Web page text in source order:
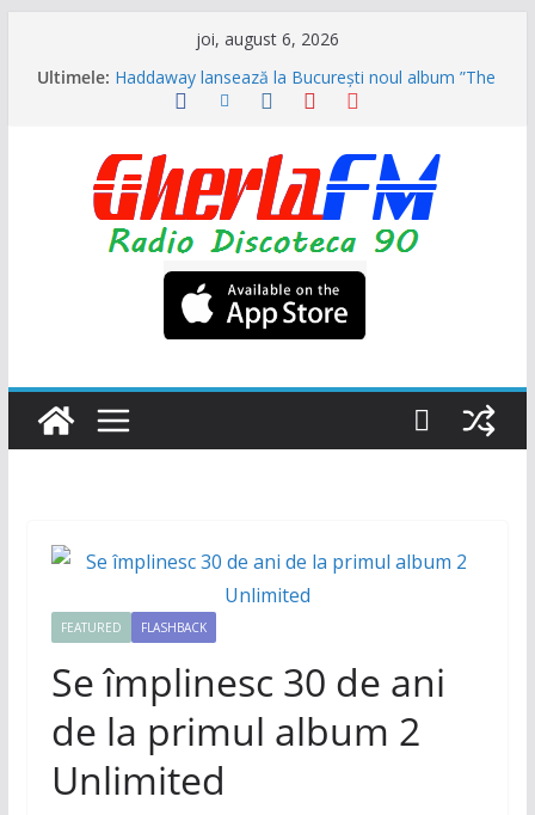
joi, august 6, 2026
Ultimele: Haddaway lansează la București noul album ”The
Sun” (Dr. Alban invitat special)
la NUBIRU împreună cu alți grei ai muzicii dance
din anii 90
Trupa „Animal X” se reunește, primul mare
concert va fi la UNTOLD
Ultra Nate se intoarce după aproape 30 de ani și
promite hitul verii 2026 împreună cu Hugel
N-Trance is Back! ”Higher” se numește noul
proiect (Videoclip oficial)
FEATURED FLASHBACK
Se împlinesc 30 de ani
de la primul album 2
Unlimited